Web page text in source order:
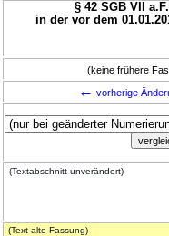
§ 42 SGB VII
in der vor dem
(keine frühere
← vorherige
(Textabschnitt unverändert)
(Text alte Fassung)